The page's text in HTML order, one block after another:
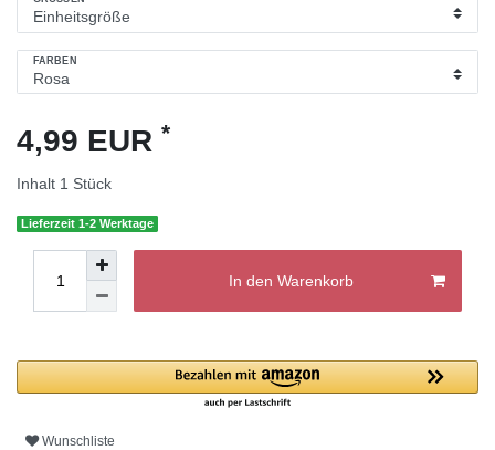
FARBEN
4,99 EUR *
Inhalt 1 Stück
Lieferzeit 1-2 Werktage
In den Warenkorb
Wunschliste